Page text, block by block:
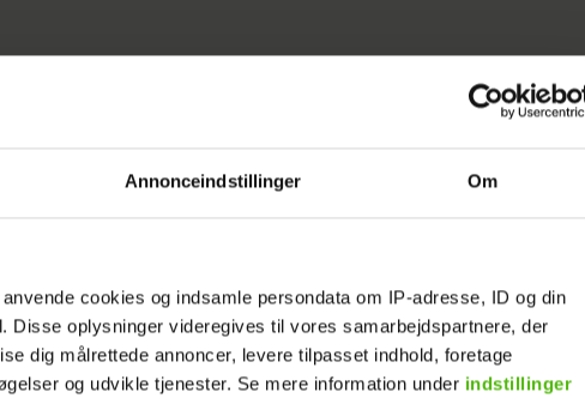
Annonceindstillinger Om
cookies og indsamle persondata om IP-adresse, ID og din
oplysninger videregives til vores samarbejdspartnere, der
dig målrettede annoncer, levere tilpasset indhold, foretage
og udvikle tjenester. Se mere information under indstillinger